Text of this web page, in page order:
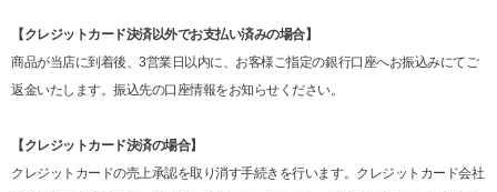
【クレジットカード決済以外でお支払い済みの場合】
商品が当店に到着後、3営業日以内に、お客様ご指定の銀行口座へお振込みにてご
返金いたします。振込先の口座情報をお知らせください。
【クレジットカード決済の場合】
クレジットカードの売上承認を取り消す手続きを行います。クレジットカード会社